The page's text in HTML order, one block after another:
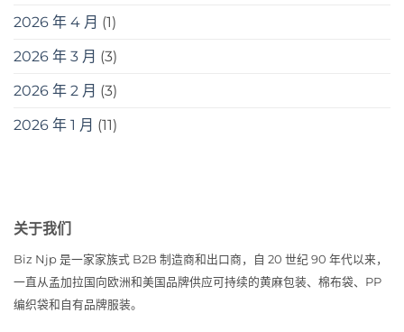
2026 年 4 月 (1)
2026 年 3 月 (3)
2026 年 2 月 (3)
2026 年 1 月 (11)
关于我们
Biz Njp 是一家家族式 B2B 制造商和出口商，自 20 世纪 90 年代以来，
一直从孟加拉国向欧洲和美国品牌供应可持续的黄麻包装、棉布袋、PP
编织袋和自有品牌服装。